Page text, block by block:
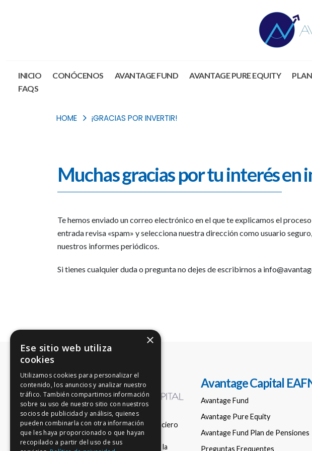
INICIO CONÓCENOS AVANTAGE FUND AVANTAGE PURE EQUITY
FAQS
HOME ¡GRACIAS POR INVERTIR!
Muchas gracias por tu interés
Te hemos enviado un correo electrónico en el que te explicamos el
entrada revisa «spam» y selecciona nuestra dirección como usuario
nuestros informes periódicos.
Si tienes cualquier duda o pregunta no dejes de escribirnos a
Empresa de asesoramiento financiero
nacional en fondos de inversión,
registrada con el número 150 en la
Avantage Capital
Avantage Fund
Avantage Pure Equity
Avantage Fund Plan de Pensiones
Preguntas Frequentes
×
Ese sitio web utiliza
cookies
Utilizamos cookies para personalizar el
contenido, los anuncios y analizar nuestro
tráfico. También compartimos información
sobre su uso de nuestro sitio con nuestros
socios de publicidad y análisis, quienes
pueden combinarla con otra información
que les haya proporcionado o que hayan
recopilado a partir del uso de sus